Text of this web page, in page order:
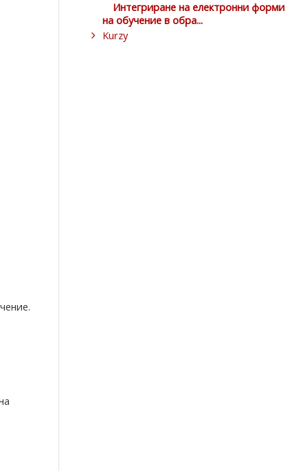
Интегриране на електронни форми
на обучение в обра...
Kurzy